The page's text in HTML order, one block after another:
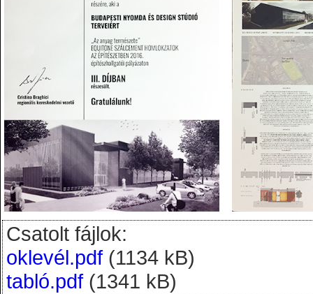
Csatolt fájlok:
oklevél.pdf(1134 kB)
tabló.pdf(1341 kB)